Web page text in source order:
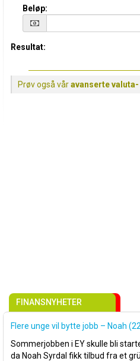
Beløp:
Resultat:
Prøv også våravanserte valuta-
FINANSNYHETER
Flere unge vil bytte jobb – Noah
Sommerjobben i EY skulle bli
da Noah Syrdal fikk tilbud fra et